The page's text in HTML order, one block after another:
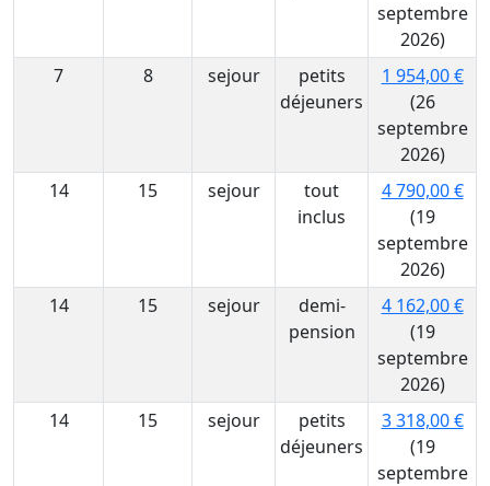
septembre
2026)
7
8 sejour
petits
déjeuners
1 954,00 €
(26
septembre
2026)
14
15 sejour
tout
inclus
4 790,00 €
(19
septembre
2026)
14
15 sejour
demi-
pension
4 162,00 €
(19
septembre
2026)
14
15 sejour
petits
déjeuners
3 318,00 €
(19
septembre